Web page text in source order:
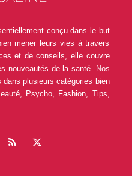
conçu dans le but
mener leurs vies à travers
et de conseils, elle couvre
nouveautés de la santé. Nos
plusieurs catégories bien
Psycho, Fashion, Tips,